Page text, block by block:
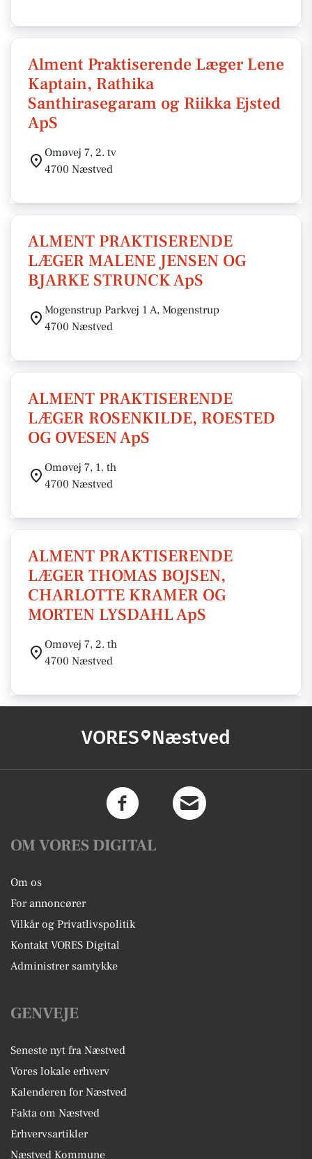
Alment Praktiserende Læger Lene
Kaptain, Rathika
Santhirasegaram og Riikka Ejsted
ApS
Omøvej 7, 2. tv
4700 Næstved
ALMENT PRAKTISERENDE
LÆGER MALENE JENSEN OG
BJARKE STRUNCK ApS
Mogenstrup Parkvej 1 A, Mogenstrup
4700 Næstved
ALMENT PRAKTISERENDE
LÆGER ROSENKILDE, ROESTED
OG OVESEN ApS
Omøvej 7, 1. th
4700 Næstved
ALMENT PRAKTISERENDE
LÆGER THOMAS BOJSEN,
CHARLOTTE KRAMER OG
MORTEN LYSDAHL ApS
Omøvej 7, 2. th
4700 Næstved
VORES Næstved
OM VORES DIGITAL
Om os
For annoncører
Vilkår og Privatlivspolitik
Kontakt VORES Digital
Administrer samtykke
GENVEJE
Seneste nyt fra Næstved
Vores lokale erhverv
Kalenderen for Næstved
Fakta om Næstved
Erhvervsartikler
Næstved Kommune